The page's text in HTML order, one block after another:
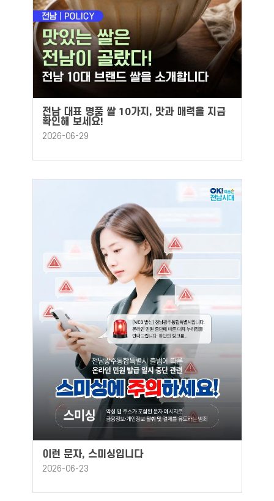
전남 대표 명품 쌀 10가지, 맛과 매력을 지금
확인해 보세요!
2026-06-29
이런 문자, 스미싱입니다
2026-06-23